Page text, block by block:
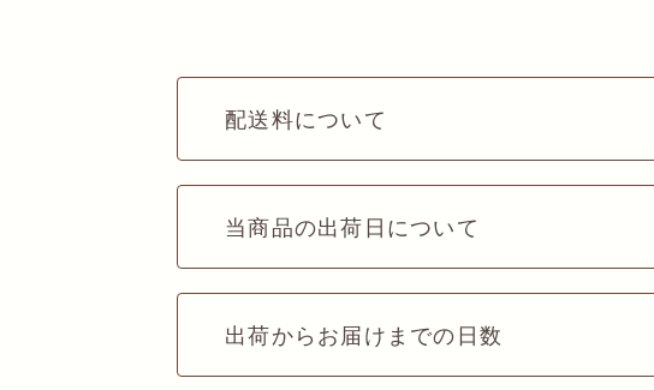
配送料について
当商品の出荷日について
出荷からお届けまでの日数